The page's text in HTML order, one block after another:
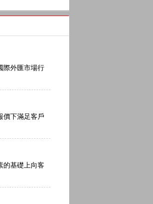
外匯市場行
下滿足客戶
基礎上向客